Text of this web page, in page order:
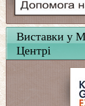
Виставки у
Центрі